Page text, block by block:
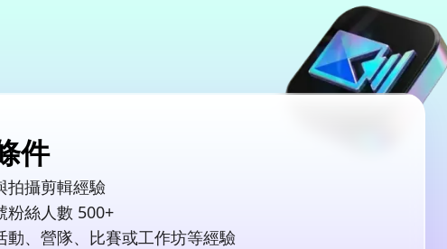
件
拍攝剪輯經驗
粉絲人數 500+
動、營隊、比賽或工作坊等經驗